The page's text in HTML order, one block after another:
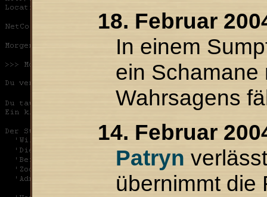
18. Februar
In einem
ein Schamane
Wahrsagens
14. Februar
Patryn
übernimmt